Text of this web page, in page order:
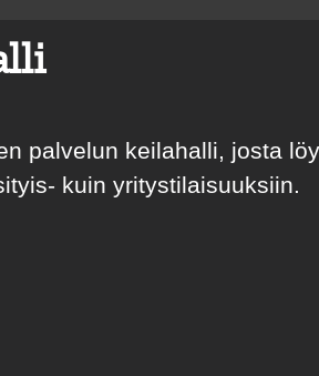
palvelun keilahalli, josta
kuin yritystilaisuuksiin.